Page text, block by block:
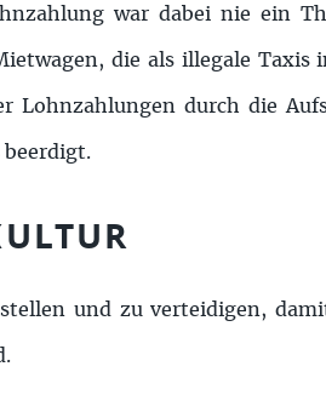
war dabei nie ein
die als illegale Taxis
Lohnzahlungen durch die
beerdigt.
und zu verteidigen,